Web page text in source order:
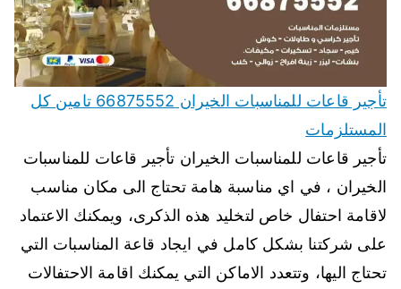
تأجير قاعات للمناسبات الخيران 66875552 تامين كل
المستلزمات
تأجير قاعات للمناسبات الخيران تأجير قاعات للمناسبات
الخيران ، في اي مناسبة هامة تحتاج الى مكان مناسب
لاقامة احتفال خاص لتخليد هذه الذكرى، ويمكنك الاعتماد
على شركتنا بشكل كامل في ايجاد قاعة المناسبات التي
تحتاج اليها، وتتعدد الاماكن التي يمكنك اقامة الاحتفالات